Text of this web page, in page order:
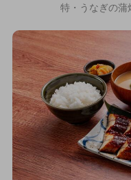
特・うなぎの蒲